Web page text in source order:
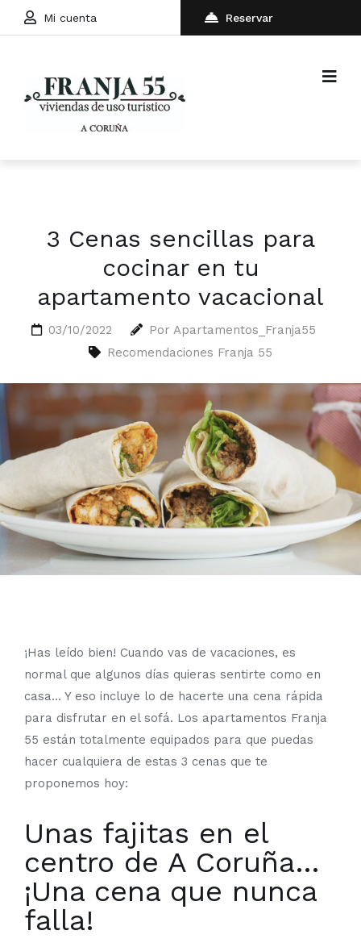
Mi cuenta Reservar
3 Cenas sencillas para
cocinar en tu
apartamento vacacional
03/10/2022 Por Apartamentos_Franja55
Recomendaciones Franja 55
¡Has leído bien! Cuando vas de vacaciones, es
normal que algunos días quieras sentirte como en
casa… Y eso incluye lo de hacerte una cena rápida
para disfrutar en el sofá. Los apartamentos Franja
55 están totalmente equipados para que puedas
hacer cualquiera de estas 3 cenas que te
proponemos hoy:
Unas fajitas en el
centro de A Coruña…
¡Una cena que nunca
falla!